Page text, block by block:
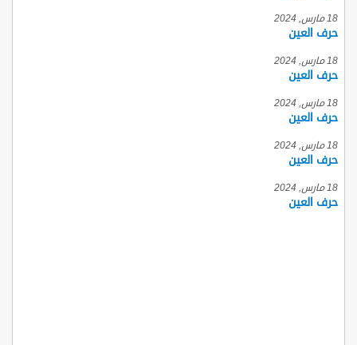
18 مارس, 2024
حرف العين
18 مارس, 2024
حرف العين
18 مارس, 2024
حرف العين
18 مارس, 2024
حرف العين
18 مارس, 2024
حرف العين